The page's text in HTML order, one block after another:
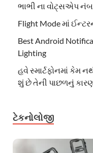
ભાભી ના વોટ્સએપ
Flight Mode માં
Best Android
Lighting
હવે સ્માર્ટફોનમાં કેમ
શું છે તેની પાછળનું કારણ
ટેકનોલોજી